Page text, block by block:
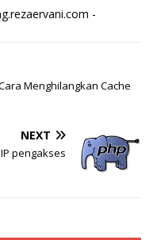
-
Menghilangkan Cache
NEXT
pengakses